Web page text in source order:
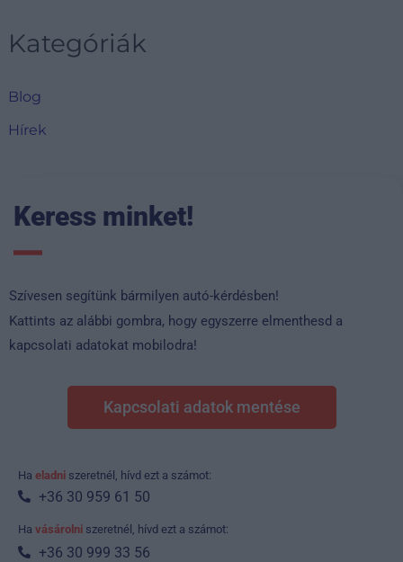
Kategóriák
Blog
Hírek
Keress minket!
Szívesen segítünk bármilyen autó-kérdésben!
Kattints az alábbi gombra, hogy egyszerre elmenthesd a
kapcsolati adatokat mobilodra!
Ha eladni szeretnél, hívd ezt a számot:
+36 30 959 61 50
Ha vásárolni szeretnél, hívd ezt a számot:
+36 30 999 33 56
Kapcsolati adatok mentése